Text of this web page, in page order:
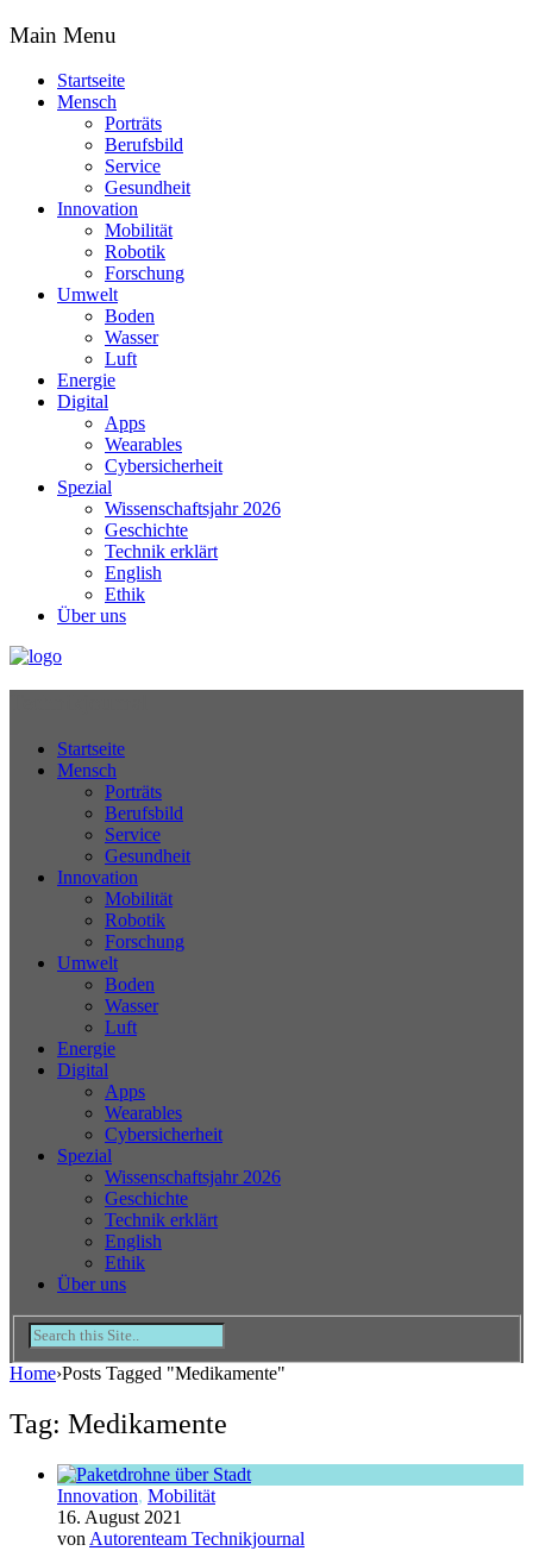
Main Menu
Startseite
Mensch
Porträts
Berufsbild
Service
Gesundheit
Innovation
Mobilität
Robotik
Forschung
Umwelt
Boden
Wasser
Luft
Energie
Digital
Apps
Wearables
Cybersicherheit
Spezial
Wissenschaftsjahr 2026
Geschichte
Technik erklärt
English
Ethik
Über uns
Startseite
Mensch
Porträts
Berufsbild
Service
Gesundheit
Innovation
Mobilität
Robotik
Forschung
Umwelt
Boden
Wasser
Luft
Energie
Digital
Apps
Wearables
Cybersicherheit
Spezial
Wissenschaftsjahr 2026
Geschichte
Technik erklärt
English
Ethik
Über uns
Home›Posts Tagged "Medikamente"
Tag: Medikamente
Innovation, Mobilität
16. August 2021
von Autorenteam Technikjournal